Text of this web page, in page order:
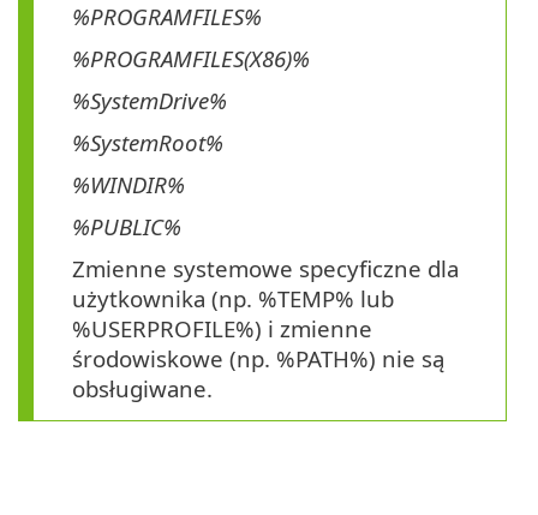
%PROGRAMFILES%
%PROGRAMFILES(X86)%
%SystemDrive%
%SystemRoot%
%WINDIR%
%PUBLIC%
Zmienne systemowe specyficzne dla
użytkownika (np. %TEMP% lub
%USERPROFILE%) i zmienne
środowiskowe (np. %PATH%) nie są
obsługiwane.